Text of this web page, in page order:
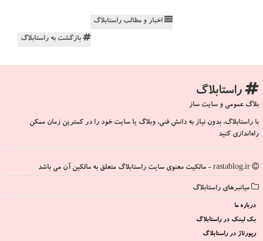
اخبار و مطالب راستابلاگ
بازگشت به راستابلاگ
راستابلاگ
بلاگ عمومی و سایت ساز
با راستابلاگ، بدون نیاز به دانش فنی، وبلاگ یا سایت خود را در کمترین زمان ممکن
راه‌اندازی کنید
میانبرهای راستابلاگ
درباره ما
بک لینک در راستابلاگ
رپورتاژ در راستابلاگ